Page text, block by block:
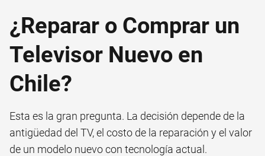
¿Reparar o Comprar un
Televisor Nuevo en
Chile?
Esta es la gran pregunta. La decisión depende de la
antigüedad del TV, el costo de la reparación y el valor
de un modelo nuevo con tecnología actual.